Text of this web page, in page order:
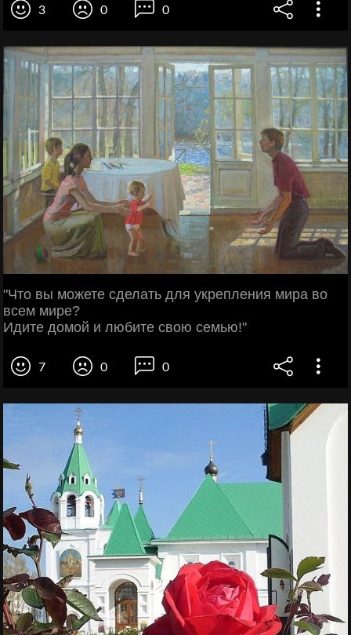
3 0 0
"Что вы можете сделать для укрепления мира во
всем мире?
Идите домой и любите свою семью!"
7 0 0